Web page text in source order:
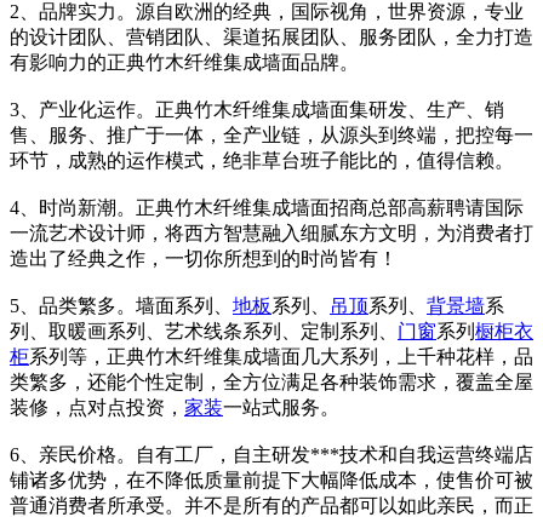
2、品牌实力。源自欧洲的经典，国际视角，世界资源，专业
的设计团队、营销团队、渠道拓展团队、服务团队，全力打造
有影响力的正典竹木纤维集成墙面品牌。
3、产业化运作。正典竹木纤维集成墙面集研发、生产、销
售、服务、推广于一体，全产业链，从源头到终端，把控每一
环节，成熟的运作模式，绝非草台班子能比的，值得信赖。
4、时尚新潮。正典竹木纤维集成墙面招商总部高薪聘请国际
一流艺术设计师，将西方智慧融入细腻东方文明，为消费者打
造出了经典之作，一切你所想到的时尚皆有！
5、品类繁多。墙面系列、 地板系列、 吊顶系列、 背景墙系
列、取暖画系列、艺术线条系列、定制系列、 门窗系列 橱柜衣
柜系列等，正典竹木纤维集成墙面几大系列，上千种花样，品
类繁多，还能个性定制，全方位满足各种装饰需求，覆盖全屋
装修，点对点投资， 家装一站式服务。
6、亲民价格。自有工厂，自主研发***技术和自我运营终端店
铺诸多优势，在不降低质量前提下大幅降低成本，使售价可被
普通消费者所承受。并不是所有的产品都可以如此亲民，而正